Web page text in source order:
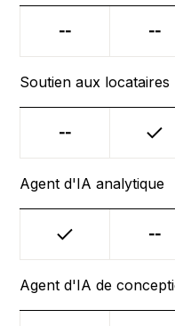
-- --
Soutien aux locataires
--
Agent d'IA analytique
--
Agent d'IA de